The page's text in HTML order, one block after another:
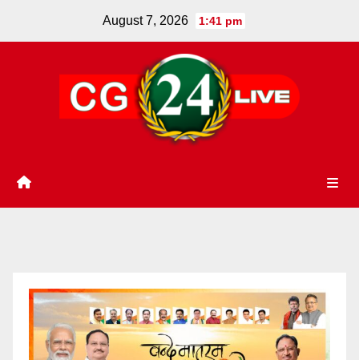
August 7, 2026 1:41 pm